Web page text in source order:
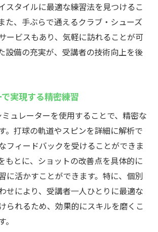
スタイルに最適な練習法を見つけるこ
た、手ぶらで通えるクラブ・シューズ
ービスもあり、気軽に訪れることが可
設備の充実が、受講者の技術向上を後
実現する精密練習
ュレーターを使用することで、精密な
。打球の軌道やスピンを詳細に解析で
フィードバックを受けることができま
もとに、ショットの改善点を具体的に
に活かすことができます。特に、個別
せにより、受講者一人ひとりに最適な
られるため、効果的にスキルを磨くこ